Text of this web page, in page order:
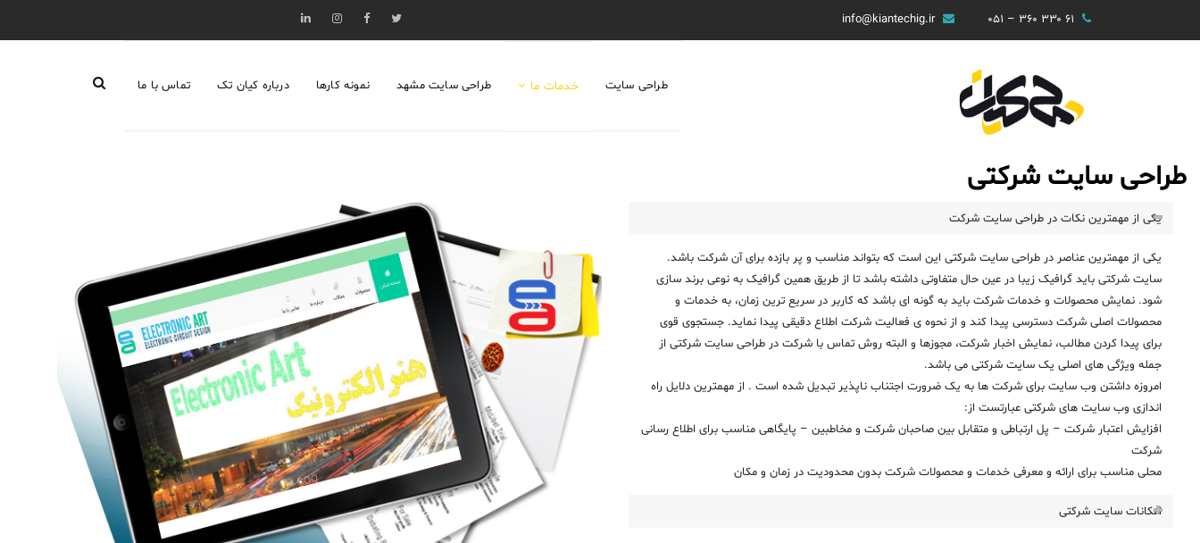
info@kiantechig.ir
طراحی سایت خدمات ما طراحی سایت مشهد نمونه کارها درباره کیان تک تماس با ما
طراحی سایت شرکتی
یکی از مهمترین نکات در طراحی سایت شرکت
یکی از مهمترین عناصر در طراحی سایت شرکتی این است که بتواند مناسب و پر بازده برای آن شرکت باشد.
سایت شرکتی باید گرافیک زیبا در عین حال متفاوتی داشته باشد تا از طریق همین گرافیک به نوعی برند سازی
شود. نمایش محصولات و خدمات شرکت باید به گونه ای باشد که کاربر در سریع ترین زمان، به خدمات و
محصولات اصلی شرکت دسترسی پیدا کند و از نحوه ی فعالیت شرکت اطلاع دقیقی پیدا نماید. جستجوی قوی
برای پیدا کردن مطالب، نمایش اخبار شرکت، مجوزها و البته روش تماس با شرکت در طراحی سایت شرکتی از
جمله ویژگی های اصلی یک سایت شرکتی می باشد.
امروزه داشتن وب سایت برای شرکت ها به یک ضرورت اجتناب ناپذیر تبدیل شده است . از مهمترین دلایل راه
اندازی وب سایت های شرکتی عبارتست از:
افزایش اعتبار شرکت – پل ارتباطی و متقابل بین صاحبان شرکت و مخاطبین – پایگاهی مناسب برای اطلاع رسانی
شرکت
محلی مناسب برای ارائه و معرفی خدمات و محصولات شرکت بدون محدودیت در زمان و مکان
امکانات سایت شرکتی